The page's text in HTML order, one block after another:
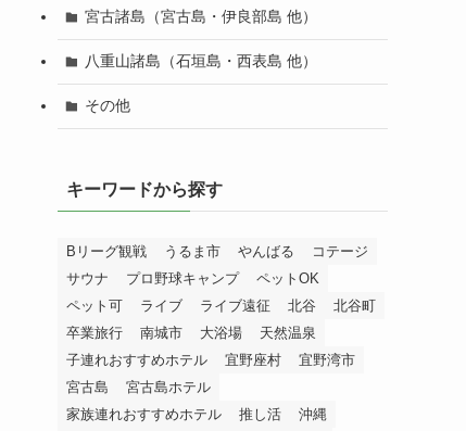
宮古諸島（宮古島・伊良部島 他）
八重山諸島（石垣島・西表島 他）
その他
キーワードから探す
Bリーグ観戦 うるま市 やんばる
コテージ
サウナ
プロ野球キャンプ
ペットOK
ペット可
ライブ ライブ遠征 北谷
北谷町
卒業旅行
南城市 大浴場
天然温泉
子連れおすすめホテル
宜野座村
宜野湾市
宮古島
宮古島ホテル
家族連れおすすめホテル
推し活
沖縄